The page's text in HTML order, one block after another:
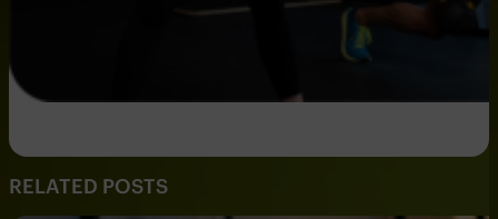
RELATED POSTS